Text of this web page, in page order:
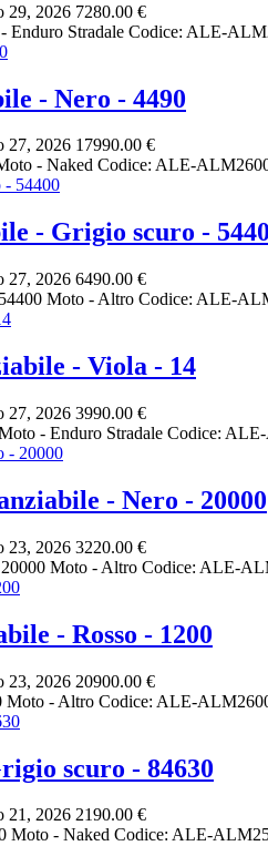
29, 2026 7280.00 €
Stradale Codice: ALE-
- Nero - 4490
27, 2026 17990.00 €
- Naked Codice: ALE-
- Grigio scuro -
27, 2026 6490.00 €
Moto - Altro Codice: ALE-
- Viola - 14
27, 2026 3990.00 €
- Enduro Stradale Codice:
- Nero - 20000
23, 2026 3220.00 €
Moto - Altro Codice: ALE-
- Rosso - 1200
23, 2026 20900.00 €
Moto - Altro Codice: ALE-
scuro - 84630
21, 2026 2190.00 €
Moto - Naked Codice: ALE-